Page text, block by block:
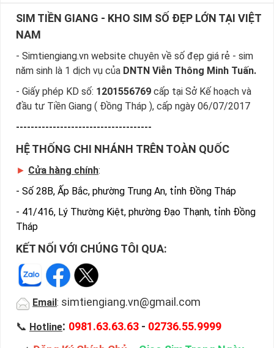
SIM TIỀN GIANG - KHO SIM SỐ ĐẸP LỚN TẠI VIỆT
NAM
- Simtiengiang.vn website chuyên về số đẹp giá rẻ - sim
năm sinh là 1 dịch vụ của DNTN Viễn Thông Minh Tuấn.
- Giấy phép KD số: 1201556769 cấp tại Sở Kế hoạch và
đầu tư Tiền Giang ( Đồng Tháp ), cấp ngày 06/07/2017
-------------------------------------
HỆ THỐNG CHI NHÁNH TRÊN TOÀN QUỐC
► Cửa hàng chính:
- Số 28B, Ấp Bắc, phường Trung An, tỉnh Đồng Tháp
- 41/416, Lý Thường Kiệt, phường Đạo Thạnh, tỉnh Đồng
Tháp
KẾT NỐI VỚI CHÚNG TÔI QUA:
Email : simtiengiang.vn@gmail.com
📞 Hotline: 0981.63.63.63 - 02736.55.9999